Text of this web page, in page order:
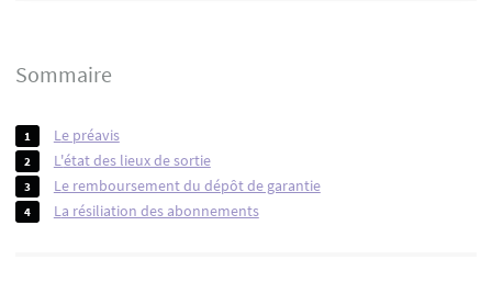
Sommaire
le préavis
l'état des lieux de sortie
le remboursement du dépôt de garantie
la résiliation des abonnements